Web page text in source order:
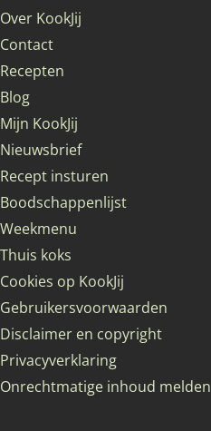
Over KookJij
Contact
Recepten
Blog
Mijn KookJij
Nieuwsbrief
Recept insturen
Boodschappenlijst
Weekmenu
Thuis koks
Cookies op KookJij
Gebruikersvoorwaarden
Disclaimer en copyright
Privacyverklaring
Onrechtmatige inhoud melden